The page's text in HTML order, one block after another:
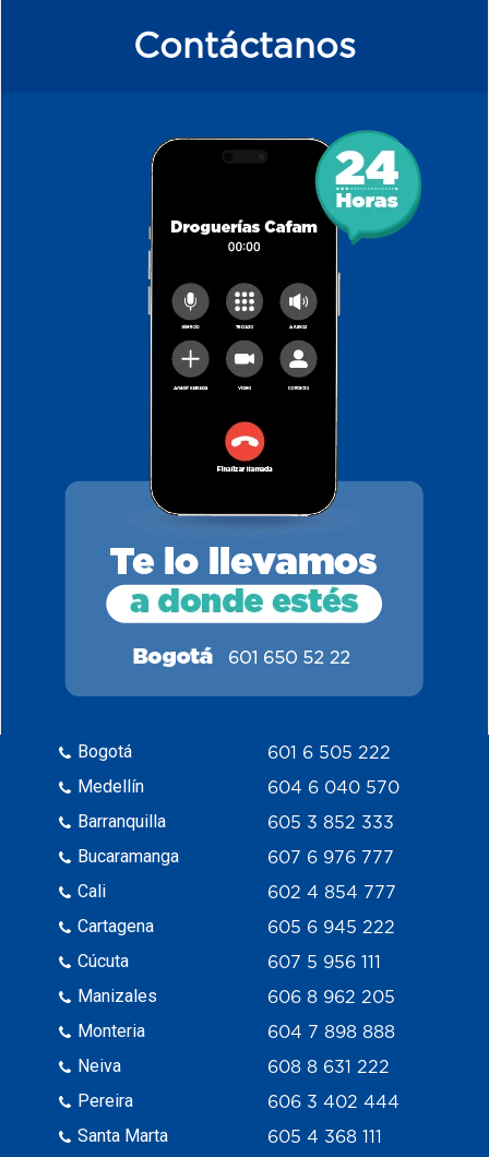
Contáctanos
Bogotá
Medellín
Barranquilla
Bucaramanga
Cali
Cartagena
Cúcuta
Manizales
Monteria
Neiva
Pereira
Santa Marta
601 6 505 222
604 6 040 570
605 3 852 333
607 6 976 777
602 4 854 777
605 6 945 222
607 5 956 111
606 8 962 205
604 7 898 888
608 8 631 222
606 3 402 444
605 4 368 111